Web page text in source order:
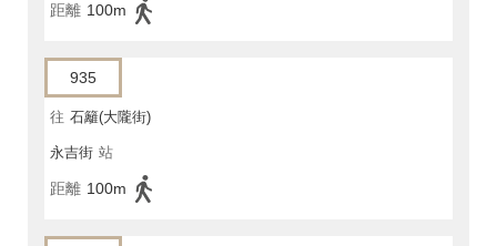
距離 100m
935
往 石籬(大隴街)
永吉街 站
距離 100m